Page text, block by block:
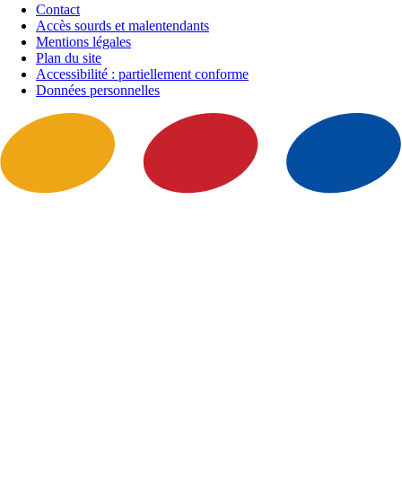
Contact
Accès sourds et malentendants
Mentions légales
Plan du site
Accessibilité : partiellement conforme
Données personnelles